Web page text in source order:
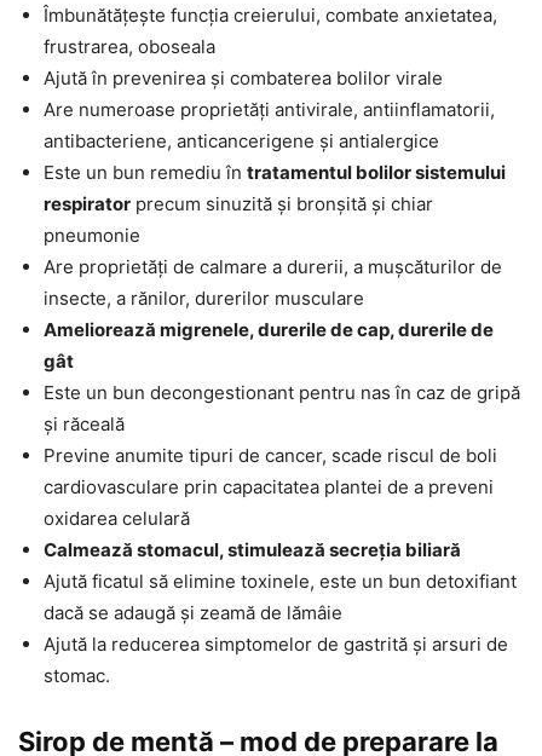
Îmbunătățește funcția creierului, combate anxietatea,
frustrarea, oboseala
Ajută în prevenirea și combaterea bolilor virale
Are numeroase proprietăți antivirale, antiinflamatorii,
antibacteriene, anticancerigene și antialergice
Este un bun remediu în tratamentul bolilor sistemului
respirator precum sinuzită și bronșită și chiar
pneumonie
Are proprietăți de calmare a durerii, a mușcăturilor de
insecte, a rănilor, durerilor musculare
Ameliorează migrenele, durerile de cap, durerile de
gât
Este un bun decongestionant pentru nas în caz de gripă
și răceală
Previne anumite tipuri de cancer, scade riscul de boli
cardiovasculare prin capacitatea plantei de a preveni
oxidarea celulară
Calmează stomacul, stimulează secreția biliară
Ajută ficatul să elimine toxinele, este un bun detoxifiant
dacă se adaugă și zeamă de lămâie
Ajută la reducerea simptomelor de gastrită și arsuri de
stomac.
Sirop de mentă – mod de preparare la